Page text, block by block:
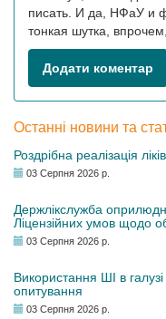
писать. И да, НФаУ и
тонкая шутка,
Додати коментар
Останні новини та
Роздрібна реалізація
03 Серпня 2026 р.
Держлікслужба
Ліцензійних умов щодо
03 Серпня 2026 р.
Використання ШІ в
опитування
03 Серпня 2026 р.